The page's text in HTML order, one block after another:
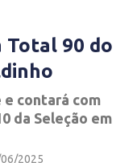
Total 90 do
e contará com
da Seleção em
2025